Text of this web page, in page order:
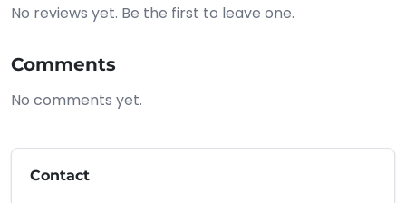
No reviews yet. Be the first to leave one.
Comments
No comments yet.
Contact